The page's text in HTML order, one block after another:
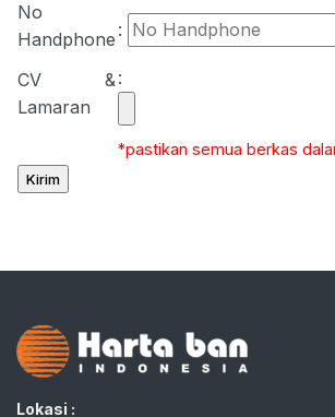
No
Handphone :
CV &
Lamaran
:
*pastikan semua berkas
Lokasi :